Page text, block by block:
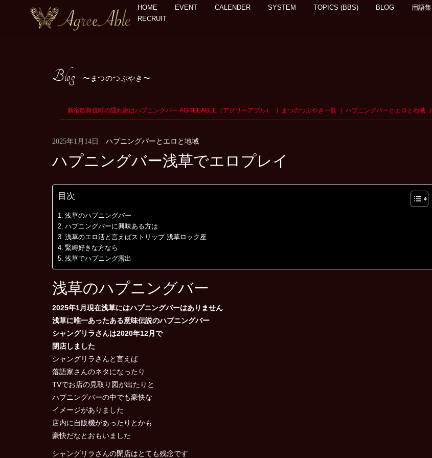
HOME EVENT CALENDER SYSTEM TOPICS (BBS) BLOG 用語集
RECRUIT
Blog まつのつぶやき
新宿歌舞伎町の隠れ家はハプニングバー AGREEABLE（アグリーアブル） まつのつぶやき一覧 ハプニングバーとエロと地域
2025年1月14日 ハプニングバーとエロと地域
ハプニングバー浅草でエロプレイ
目次
浅草のハプニングバー
ハプニングバーに興味ある方は
浅草のエロ活と言えばストリップ 浅草ロック座
緊縛好きな方なら
浅草でハプニング露出
浅草のハプニングバー
2025年1月現在浅草にはハプニングバーはありません
浅草に唯一あったある意味伝説のハプニングバー
シャングリラさんは2020年12月で
閉店しました
シャングリラさんと言えば
落語家さんのネタになったり
TVでお店の見取り図が出たりと
ハプニングバーの中でも豪快な
イメージがありました
店内に自販機があったりとかも
豪快だなとおもいました
シャングリラさんの閉店はとても残念です